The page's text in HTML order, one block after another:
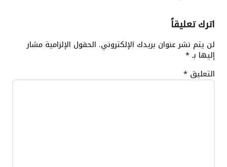
اترك تعليقاً
لن يتم نشر عنوان بريدك الإلكتروني. الحقول الإلزامية مشار
إليها بـ*
التعليق *